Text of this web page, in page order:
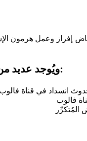
إفراز وعمل هرمون
ويُوجد عديد من الأسباب الأخرى التي تتعلَّق بالرحم والعقم عند النساء، ومنها: